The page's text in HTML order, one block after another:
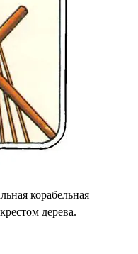
корабельная
дерева.